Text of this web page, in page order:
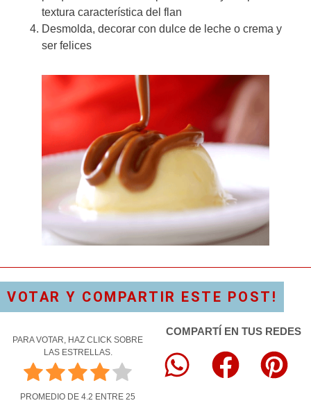
textura característica del flan
Desmolda, decorar con dulce de leche o crema y
ser felices
VOTAR Y COMPARTIR ESTE POST!
PARA VOTAR, HAZ CLICK SOBRE
LAS ESTRELLAS.
PROMEDIO DE 4.2 ENTRE 25
COMPARTÍ EN TUS REDES